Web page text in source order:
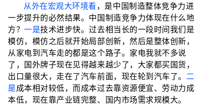
从外在宏观大环境看，是中国制造整体竞争力进
一步提升的必然结果。 中国制造竞争力体现在什么地
方？一是技术进步快。过去相当长的一段时间我们是
模仿，模仿之后就开始局部创新，然后是整体创新，
从家电到汽车走的都是这个路子。家电我就不多说
了，国外牌子现在见得越来越少了，大家都买国货，
出口量很大，走在了汽车前面，现在轮到汽车了。 二
是成本相对较低，而成本过去靠资源便宜、劳动力成
本低，现在靠产业链完整、国内市场需求规模大。